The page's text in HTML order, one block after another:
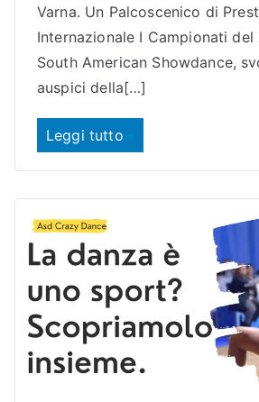
Varna. Un Palcoscenico di
Internazionale I Campionati del
South American Showdance,
auspici della[…]
Leggi tutto